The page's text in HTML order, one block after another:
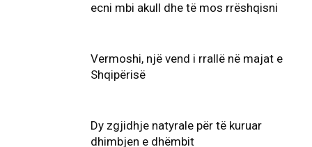
ecni mbi akull dhe të mos rrëshqisni
Vermoshi, një vend i rrallë në majat e
Shqipërisë
Dy zgjidhje natyrale për të kuruar
dhimbjen e dhëmbit